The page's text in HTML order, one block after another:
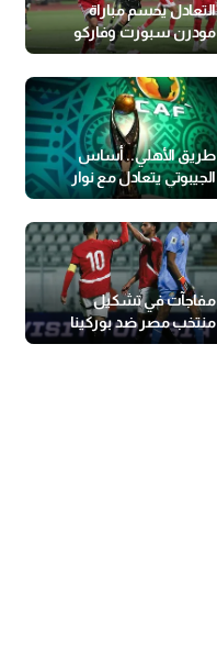
التعادل يحسم مباراة
مودرن سبورت وفاركو
في الدوري
طريق الأهلي.. أساس
الجيبوتي يتعادل مع نوار
البوروندي
مفاجآت في تشكيل
منتخب مصر ضد بوركينا
فاسو